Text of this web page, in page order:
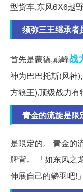
型货车,东风6X6越
须弥三王继承者
首先是蒙德,巅峰战
神为巴巴托斯(风神
方狼王),顶级战力有
青金的流旋是限
是限定的。 青金的
牌背。 「如东风之
伸展自己的鳞羽吧!